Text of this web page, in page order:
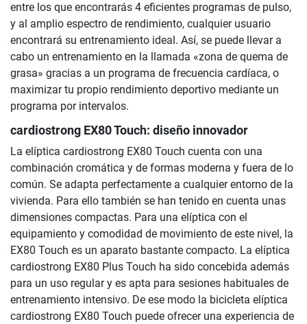
entre los que encontrarás 4 eficientes programas de pulso,
y al amplio espectro de rendimiento, cualquier usuario
encontrará su entrenamiento ideal. Así, se puede llevar a
cabo un entrenamiento en la llamada «zona de quema de
grasa» gracias a un programa de frecuencia cardíaca, o
maximizar tu propio rendimiento deportivo mediante un
programa por intervalos.
cardiostrong EX80 Touch: diseño innovador
La elíptica cardiostrong EX80 Touch cuenta con una
combinación cromática y de formas moderna y fuera de lo
común. Se adapta perfectamente a cualquier entorno de la
vivienda. Para ello también se han tenido en cuenta unas
dimensiones compactas. Para una elíptica con el
equipamiento y comodidad de movimiento de este nivel, la
EX80 Touch es un aparato bastante compacto. La elíptica
cardiostrong EX80 Plus Touch ha sido concebida además
para un uso regular y es apta para sesiones habituales de
entrenamiento intensivo. De ese modo la bicicleta elíptica
cardiostrong EX80 Touch puede ofrecer una experiencia de